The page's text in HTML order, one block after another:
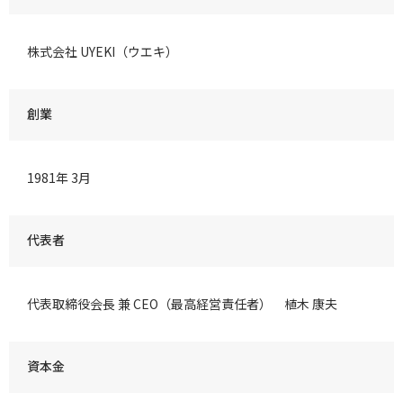
株式会社 UYEKI（ウエキ）
創業
1981年 3月
代表者
代表取締役会長 兼 CEO（最高経営責任者） 植木 康夫
資本金